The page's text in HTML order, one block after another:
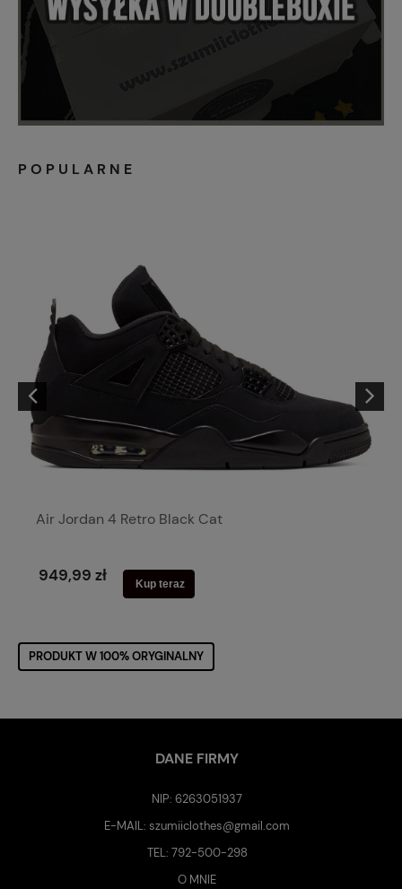
POPULARNE
Air Jordan 4 Retro Black Cat
949,99 zł Kup teraz
PRODUKT W 100% ORYGINALNY
DANE FIRMY
NIP: 6263051937
E-MAIL:szumiiclothes@gmail.com
TEL: 792-500-298
O MNIE